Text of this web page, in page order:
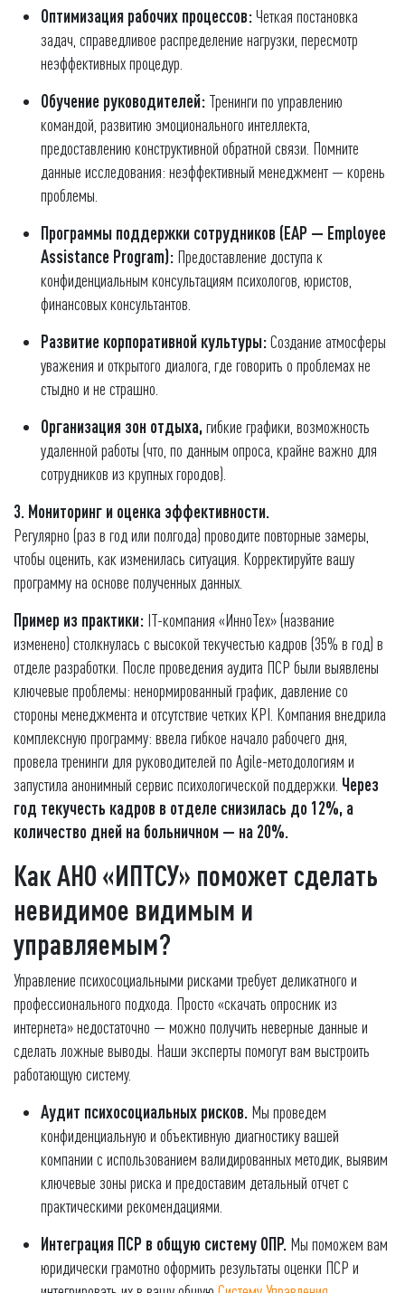
Оптимизация рабочих процессов:Четкая постановка
задач, справедливое распределение нагрузки, пересмотр
неэффективных процедур.
Обучение руководителей: Тренинги по управлению
командой, развитию эмоционального интеллекта,
предоставлению конструктивной обратной связи. Помните
данные исследования: неэффективный менеджмент — корень
проблемы.
Программы поддержки сотрудников (EAP — Employee
Assistance Program): Предоставление доступа к
конфиденциальным консультациям психологов, юристов,
финансовых консультантов.
Развитие корпоративной культуры:Создание атмосферы
уважения и открытого диалога, где говорить о проблемах не
стыдно и не страшно.
Организация зон отдыха,гибкие графики, возможность
удаленной работы (что, по данным опроса, крайне важно для
сотрудников из крупных городов).
3. Мониторинг и оценка эффективности.
Регулярно (раз в год или полгода) проводите повторные замеры,
чтобы оценить, как изменилась ситуация. Корректируйте вашу
программу на основе полученных данных.
Пример из практики: IT-компания «ИнноТех» (название
изменено) столкнулась с высокой текучестью кадров (35% в год) в
отделе разработки. После проведения аудита ПСР были выявлены
ключевые проблемы: ненормированный график, давление со
стороны менеджмента и отсутствие четких KPI. Компания внедрила
комплексную программу: ввела гибкое начало рабочего дня,
провела тренинги для руководителей по Agile-методологиям и
запустила анонимный сервис психологической поддержки. Через
год текучесть кадров в отделе снизилась до 12%, а
количество дней на больничном — на 20%.
Как АНО «ИПТСУ» поможет сделать
невидимое видимым и
управляемым?
Управление психосоциальными рисками требует деликатного и
профессионального подхода. Просто «скачать опросник из
интернета» недостаточно — можно получить неверные данные и
сделать ложные выводы. Наши эксперты помогут вам выстроить
работающую систему.
Аудит психосоциальных рисков. Мы проведем
конфиденциальную и объективную диагностику вашей
компании с использованием валидированных методик, выявим
ключевые зоны риска и предоставим детальный отчет с
практическими рекомендациями.
Интеграция ПСР в общую систему ОПР. Мы поможем вам
юридически грамотно оформить результаты оценки ПСР и